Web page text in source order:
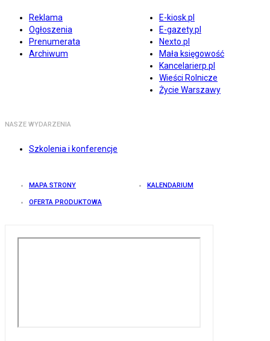
Reklama
Ogłoszenia
Prenumerata
Archiwum
E-kiosk.pl
E-gazety.pl
Nexto.pl
Mała księgowość
Kancelarierp.pl
Wieści Rolnicze
Życie Warszawy
NASZE WYDARZENIA
Szkolenia i konferencje
MAPA STRONY KALENDARIUM
OFERTA PRODUKTOWA